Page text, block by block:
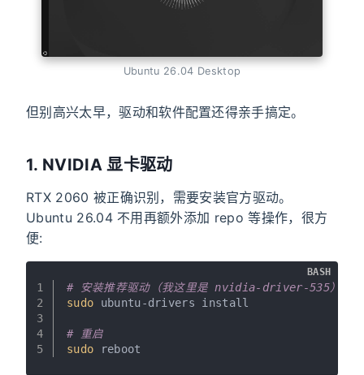
Ubuntu 26.04 Desktop
但别高兴太早，驱动和软件配置还得亲手搞定。
1. NVIDIA 显卡驱动
RTX 2060 被正确识别，需要安装官方驱动。
Ubuntu 26.04 不用再额外添加 repo 等操作，很方
便:
1
2
3
4
5
# 安装推荐驱动（我这里是 nvidia-driver-535）
sudo ubuntu-drivers install
# 重启
sudo reboot
BASH